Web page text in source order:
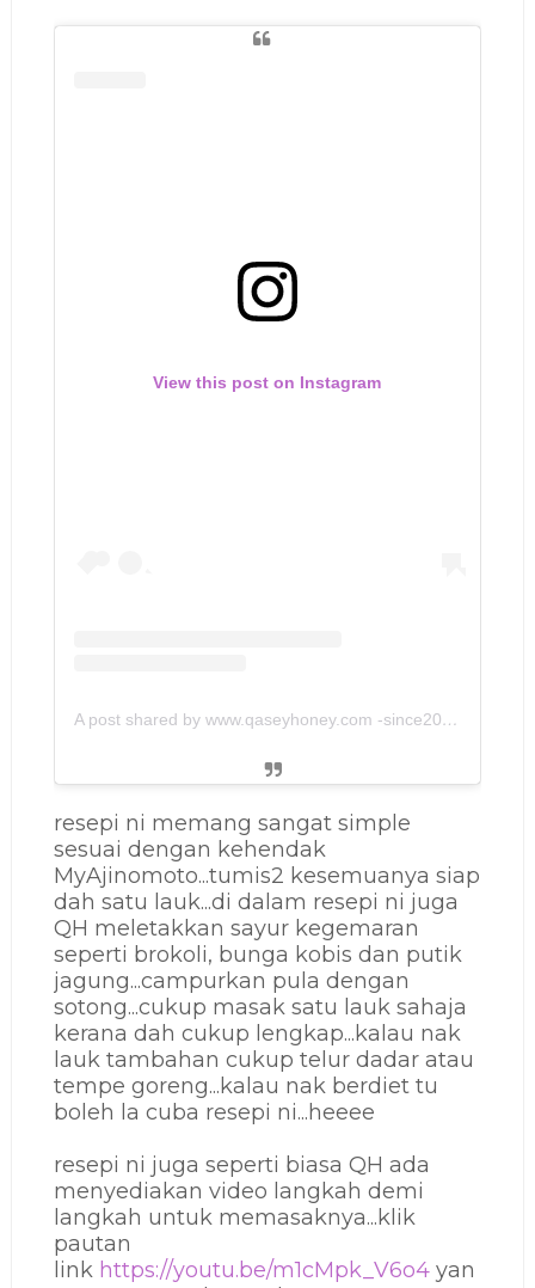
View this post on Instagram
A post shared by www.qaseyhoney.com -since2011 (@qaseyhoney)
resepi ni memang sangat simple
sesuai dengan kehendak
MyAjinomoto...tumis2 kesemuanya siap
dah satu lauk...di dalam resepi ni juga
QH meletakkan sayur kegemaran
seperti brokoli, bunga kobis dan putik
jagung...campurkan pula dengan
sotong...cukup masak satu lauk sahaja
kerana dah cukup lengkap...kalau nak
lauk tambahan cukup telur dadar atau
tempe goreng...kalau nak berdiet tu
boleh la cuba resepi ni...heeee
resepi ni juga seperti biasa QH ada
menyediakan video langkah demi
langkah untuk memasaknya...klik
pautan
link https://youtu.be/m1cMpk_V6o4yan